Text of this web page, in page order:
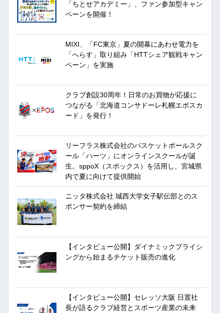
「ちとせアカデミー」、ファン参加型キャン
ペーンを開催！
MIXI、「FC東京」夏の開幕にあわせ電力を
「へらす」取り組み「HTTシェア観戦キャン
ペーン」を実施
クラブ創設30周年！日常のお買物が応援に
つながる「北海道コンサドーレ札幌エポスカ
ード」を発行！
リーフラス株式会社のバスケットボールスク
ール「ハーツ」にオンラインスクールが誕
生。sppoX（スポックス）を活用し、宮城県
内で夏に向けて提供開始
ニッタ株式会社 城西大学女子駅伝部とのス
ポンサー契約を締結
【インタビュー公開】ダイナミックプライシ
ングから始まるチケット販売の進化
【インタビュー公開】セレッソ大阪 日置社
長が語るクラブ経営とスポーツ産業の未来